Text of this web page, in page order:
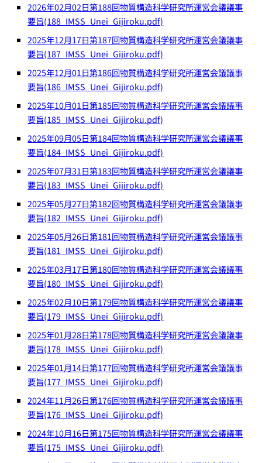
2026年02月02日第188回物質構造科学研究所運営会議議事
要旨(188_IMSS_Unei_Gijiroku.pdf)
2025年12月17日第187回物質構造科学研究所運営会議議事
要旨(187_IMSS_Unei_Gijiroku.pdf)
2025年12月01日第186回物質構造科学研究所運営会議議事
要旨(186_IMSS_Unei_Gijiroku.pdf)
2025年10月01日第185回物質構造科学研究所運営会議議事
要旨(185_IMSS_Unei_Gijiroku.pdf)
2025年09月05日第184回物質構造科学研究所運営会議議事
要旨(184_IMSS_Unei_Gijiroku.pdf)
2025年07月31日第183回物質構造科学研究所運営会議議事
要旨(183_IMSS_Unei_Gijiroku.pdf)
2025年05月27日第182回物質構造科学研究所運営会議議事
要旨(182_IMSS_Unei_Gijiroku.pdf)
2025年05月26日第181回物質構造科学研究所運営会議議事
要旨(181_IMSS_Unei_Gijiroku.pdf)
2025年03月17日第180回物質構造科学研究所運営会議議事
要旨(180_IMSS_Unei_Gijiroku.pdf)
2025年02月10日第179回物質構造科学研究所運営会議議事
要旨(179_IMSS_Unei_Gijiroku.pdf)
2025年01月28日第178回物質構造科学研究所運営会議議事
要旨(178_IMSS_Unei_Gijiroku.pdf)
2025年01月14日第177回物質構造科学研究所運営会議議事
要旨(177_IMSS_Unei_Gijiroku.pdf)
2024年11月26日第176回物質構造科学研究所運営会議議事
要旨(176_IMSS_Unei_Gijiroku.pdf)
2024年10月16日第175回物質構造科学研究所運営会議議事
要旨(175_IMSS_Unei_Gijiroku.pdf)